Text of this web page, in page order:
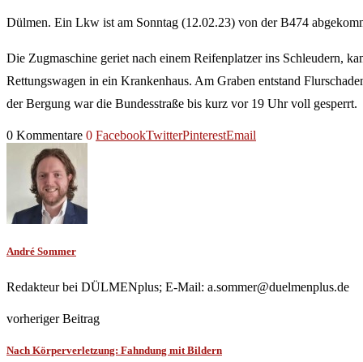
Dülmen. Ein Lkw ist am Sonntag (12.02.23) von der B474
Die Zugmaschine geriet nach einem Reifenplatzer ins Schleudern,
Rettungswagen in ein Krankenhaus. Am Graben entstand
der Bergung war die Bundesstraße bis kurz vor 19 Uhr voll gesperrt.
0 Kommentare 0 FacebookTwitterPinterestEmail
André Sommer
Redakteur bei DÜLMENplus; E-Mail: a.sommer@duelmenplus.de
vorheriger Beitrag
Nach Körperverletzung: Fahndung mit Bildern